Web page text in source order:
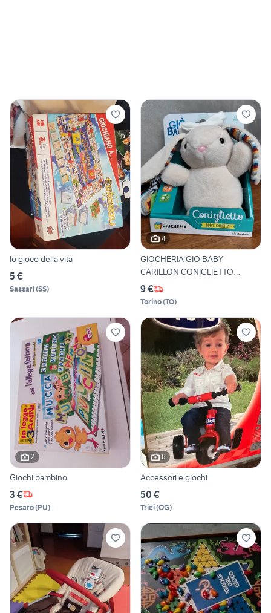
Io gioco della vita
5 €
Sassari(SS)
4
GIOCHERIA GIO BABY
CARILLON CONIGLIETTO
PELUCHE
9 €
Torino(TO)
2
Giochi bambino
3 €
Pesaro(PU)
6
Accessori e giochi
50 €
Triei(OG)